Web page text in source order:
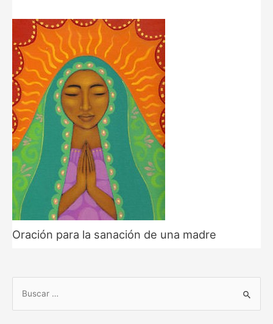
Oración para la sanación de una madre